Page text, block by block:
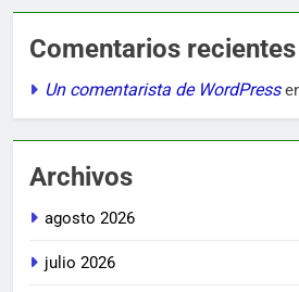
Comentarios recientes
Un comentarista de WordPress
Archivos
agosto 2026
julio 2026